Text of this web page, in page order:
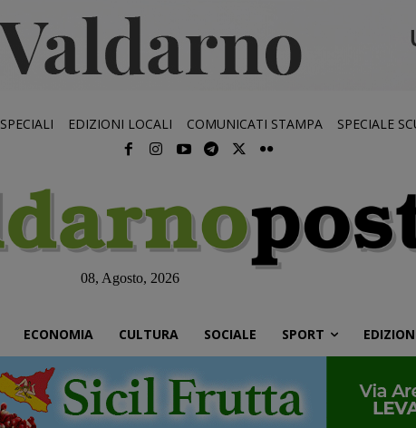
SPECIALI EDIZIONI LOCALI COMUNICATI STAMPA SPECIALE
08, Agosto, 2026
ECONOMIA CULTURA SOCIALE SPORT